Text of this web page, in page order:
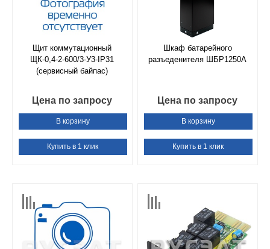
Щит коммутационный
ЩК-0,4-2-600/3-У3-IP31
(сервисный байпас)
Цена по запросу
В корзину
Купить в 1 клик
Шкаф батарейного
разъеденителя ШБР1250А
Цена по запросу
В корзину
Купить в 1 клик